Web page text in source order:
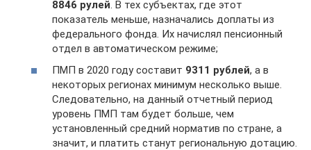
8846 рулей . В тех субъектах, где этот
показатель меньше, назначались доплаты из
федерального фонда. Их начислял пенсионный
отдел в автоматическом режиме;
ПМП в 2020 году составит 9311 рублей, а в
некоторых регионах минимум несколько выше.
Следовательно, на данный отчетный период
уровень ПМП там будет больше, чем
установленный средний норматив по стране, а
значит, и платить станут региональную дотацию.